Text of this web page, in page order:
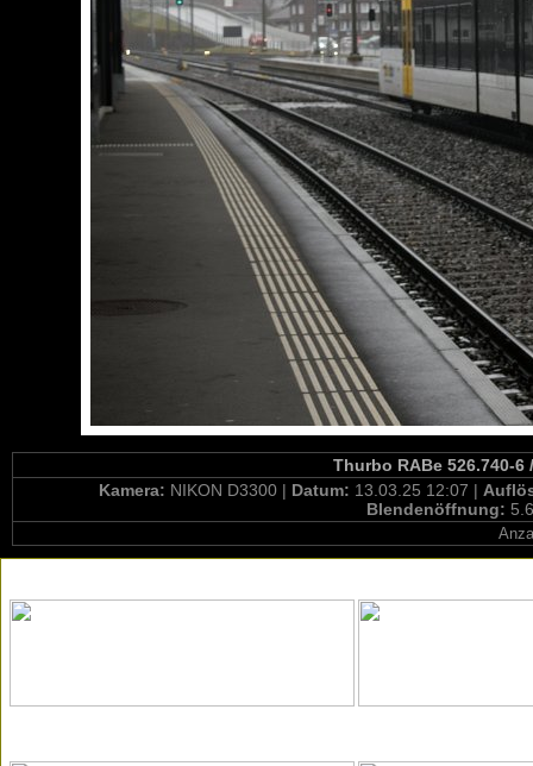
Thurbo RABe 526.740-6
Kamera: NIKON D3300 | Datum: 13.03.25 12:07 |
Blendenöffnung: